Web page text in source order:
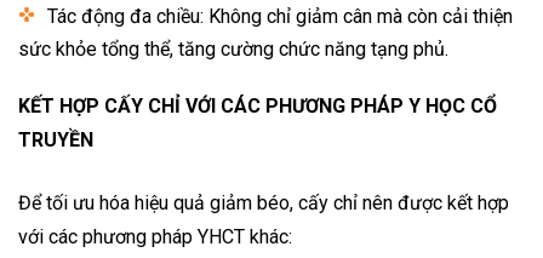
Tác động đa chiều: Không chỉ giảm cân mà còn cải thiện
sức khỏe tổng thể, tăng cường chức năng tạng phủ.
KẾT HỢP CẤY CHỈ VỚI CÁC PHƯƠNG PHÁP Y HỌC CỔ
TRUYỀN
Để tối ưu hóa hiệu quả giảm béo, cấy chỉ nên được kết hợp
với các phương pháp YHCT khác: